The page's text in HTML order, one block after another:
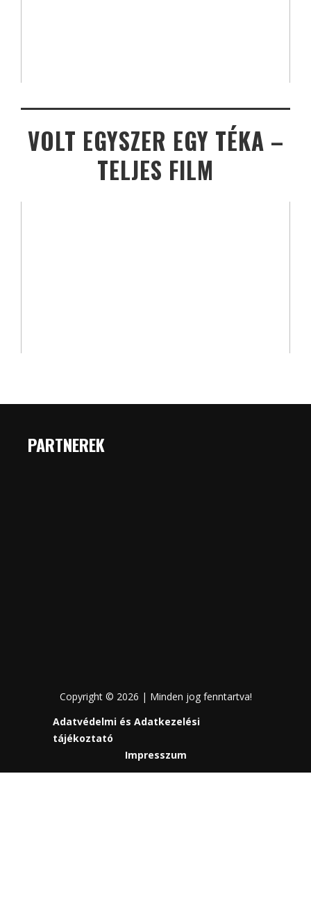
VOLT EGYSZER EGY TÉKA –
TELJES FILM
PARTNEREK
Copyright © 2026 | Minden jog fenntartva!
Adatvédelmi és Adatkezelési
tájékoztató
Impresszum